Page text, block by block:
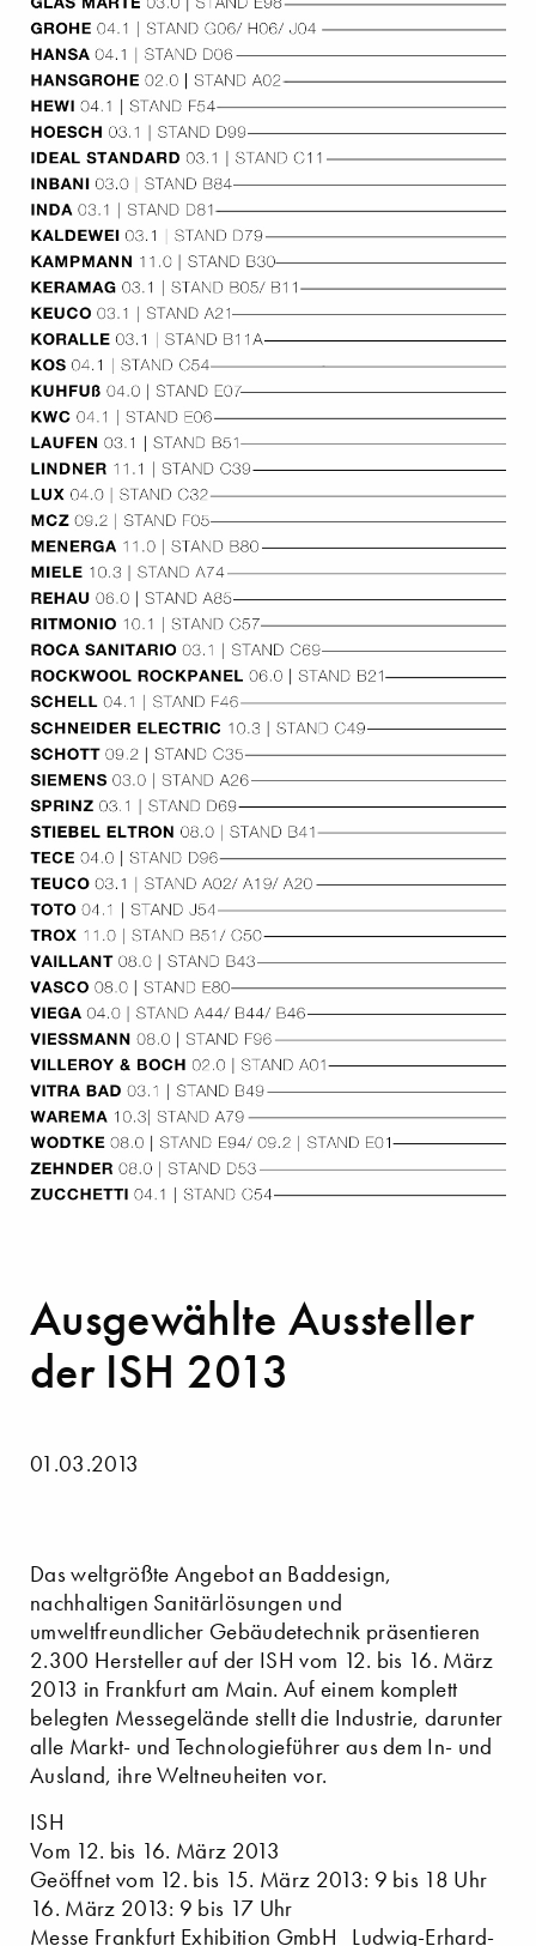
Ausgewählte Aussteller
der ISH 2013
01.03.2013
Das weltgrößte Angebot an Baddesign,
nachhaltigen Sanitärlösungen und
umweltfreundlicher Gebäudetechnik präsentieren
2.300 Hersteller auf der ISH vom 12. bis 16. März
2013 in Frankfurt am Main. Auf einem komplett
belegten Messegelände stellt die Industrie, darunter
alle Markt- und Technologieführer aus dem In- und
Ausland, ihre Weltneuheiten vor.
ISH
Vom 12. bis 16. März 2013
Geöffnet vom 12. bis 15. März 2013: 9 bis 18 Uhr
16. März 2013: 9 bis 17 Uhr
Messe Frankfurt Exhibition GmbH Ludwig-Erhard-